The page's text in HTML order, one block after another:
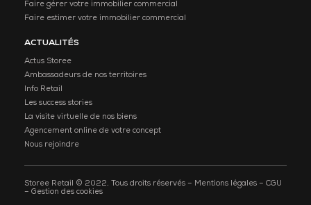
Prenez contact avec notre agence
Faire gérer votre immobilier commercial
Faire estimer votre immobilier commercial
ACTUALITÉS
Actus Storee
Ambassadeurs de nos territoires
Info Retail
Les success stories
La visite virtuelle de nos biens
Agencement online de votre concept
Nous rejoindre
Storee Retail © 2022. Tous droits réservés – Mentions légales – CGU
– Gestion des cookies